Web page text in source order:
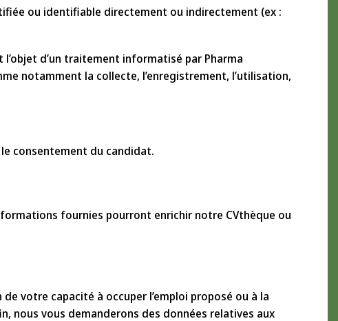
ou identifiable directement ou indirectement (ex :
d’un traitement informatisé par Pharma
notamment la collecte, l’enregistrement, l’utilisation,
consentement du candidat.
fournies pourront enrichir notre CVthèque ou
votre capacité à occuper l’emploi proposé ou à la
nous vous demanderons des données relatives aux